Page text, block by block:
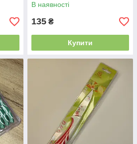
В наявності
135 ₴
Купити